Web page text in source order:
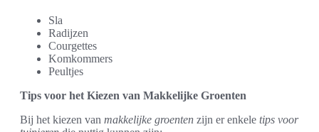
Sla
Radijzen
Courgettes
Komkommers
Peultjes
Tips voor het Kiezen van Makkelijke Groenten
Bij het kiezen van makkelijke groenten zijn er enkele tips voor